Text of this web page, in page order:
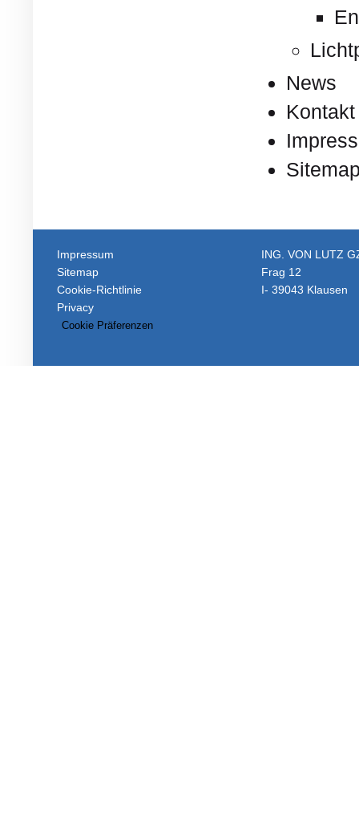
News
Kontakt
Impressum
Sitemap
Cookie-Richtlinie
Privacy
Cookie Präferenzen
ING. VON LUTZ
Frag 12
I- 39043 Klausen